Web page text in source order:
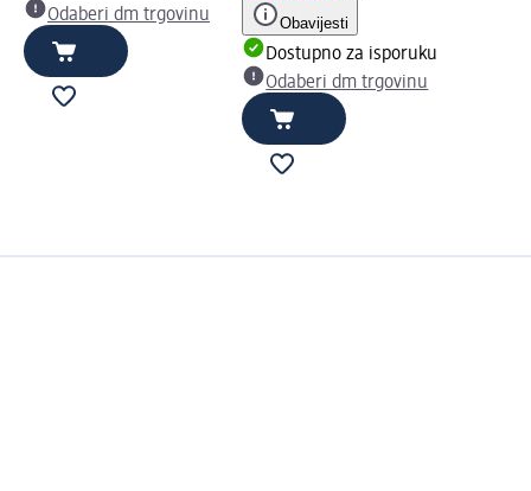
Odaberi dm trgovinu
Obavijesti
Dostupno za isporuku
Odaberi dm trgovinu